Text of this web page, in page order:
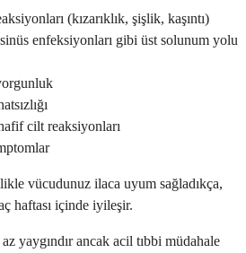
(kızarıklık, şişlik, kaşıntı)
sinüs enfeksiyonları gibi üst solunum yolu
cilt reaksiyonları
vücudunuz ilaca uyum sağladıkça,
haftası içinde iyileşir.
yaygındır ancak acil tıbbi müdahale